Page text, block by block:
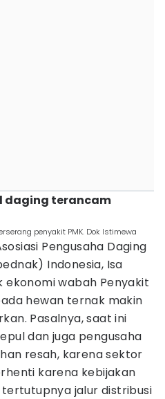
daging terancam
penyakit PMK. Dok Istimewa
Pengusaha Daging
Indonesia, Isa
ekonomi wabah Penyakit
hewan ternak makin
Pasalnya, saat ini
dan juga pengusaha
resah, karena sektor
karena kebijakan
jalur distribusi